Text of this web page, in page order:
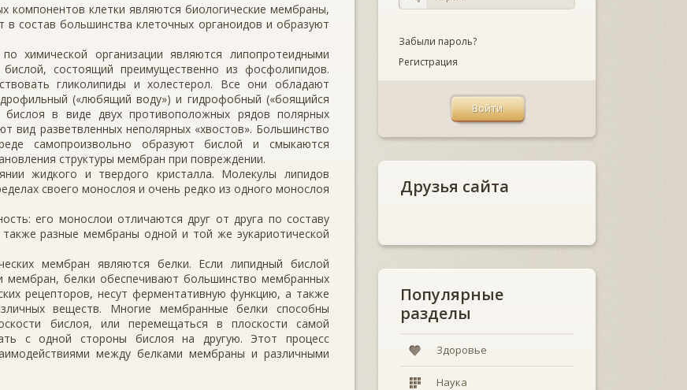
компонентов клетки являются биологические мембраны,
состав большинства клеточных органоидов и образуют
организации являются липопротеидными
состоящий преимущественно из фосфолипидов.
гликолипиды и холестерол. Все они обладают
(«любящий воду») и гидрофобный («боящийся
в виде двух противоположных рядов полярных
вид разветвленных неполярных «хвостов». Большинство
самопроизвольно образуют бислой и смыкаются
структуры мембран при повреждении.
жидкого и твердого кристалла. Молекулы липидов
своего монослоя и очень редко из одного монослоя
его монослои отличаются друг от друга по составу
разные мембраны одной и той же эукариотической
мембран являются белки. Если липидный бислой
мембран, белки обеспечивают большинство мембранных
рецепторов, несут ферментативную функцию, а также
веществ. Многие мембранные белки способны
бислоя, или перемещаться в плоскости самой
с одной стороны бислоя на другую. Этот процесс
между белками мембраны и различными
Забыли пароль?
Регистрация
Друзья сайта
Популярные
разделы
Здоровье
Наука